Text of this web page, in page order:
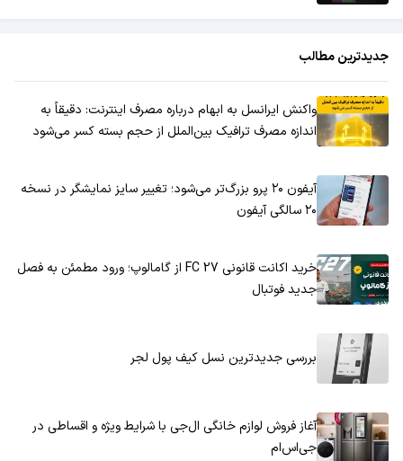
جدیدترین مطالب
واکنش ایرانسل به ابهام درباره مصرف اینترنت: دقیقاً به
اندازه مصرف ترافیک بین‌الملل از حجم بسته کسر می‌شود
آیفون ۲۰ پرو بزرگ‌تر می‌شود؛ تغییر سایز نمایشگر در نسخه
۲۰ سالگی آیفون
خرید اکانت قانونی FC 27 از گامالوپ؛ ورود مطمئن به فصل
جدید فوتبال
بررسی جدیدترین نسل کیف پول لجر
آغاز فروش لوازم خانگی ال‌جی با شرایط ویژه و اقساطی در
جی‌اس‌ام